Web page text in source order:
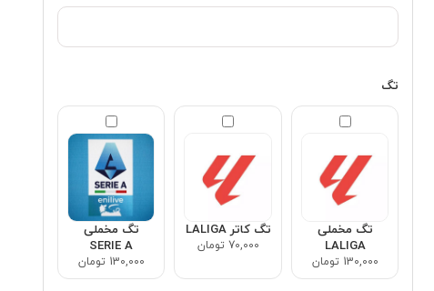
تگ
تگ مخملی
LALIGA
130,000 تومان
تگ کاتر LALIGA
70,000 تومان
تگ مخملی
SERIE A
130,000 تومان